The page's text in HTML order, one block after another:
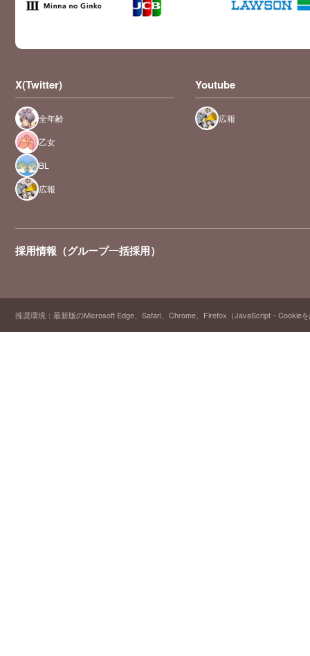
X(Twitter)
全年齢
乙女
BL
広報
Youtube
広報
採用情報（グループ一括採用）
推奨環境：最新版のMicrosoft Edge、Safari、Chrome、Firefox（JavaScript・Cookie